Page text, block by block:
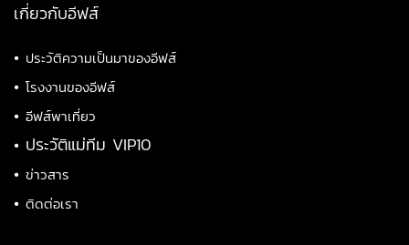
เกี่ยวกับอีฟส์
• ประวัติความเป็นมาของอีฟส์
• โรงงานของอีฟส์
• อีฟส์พาเที่ยว
• ประวัติแม่ทีม VIP10
• ข่าวสาร
• ติดต่อเรา